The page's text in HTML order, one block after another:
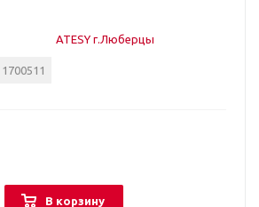
ATESY г.Люберцы
1700511
В корзину